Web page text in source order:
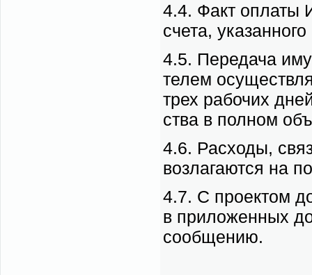
4.4. Факт опла­ты
сче­та,
4.5. Пе­ре­да­ча
те­лем
трех ра­бо­чих
ства в пол­ном
4.6. Рас­хо­ды,
воз­ла­га­ют­ся на
4.7. С про­ек­том
в при­ло­жен­ных
со­об­ще­нию.